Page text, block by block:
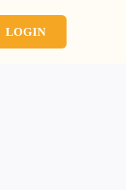
LOGIN